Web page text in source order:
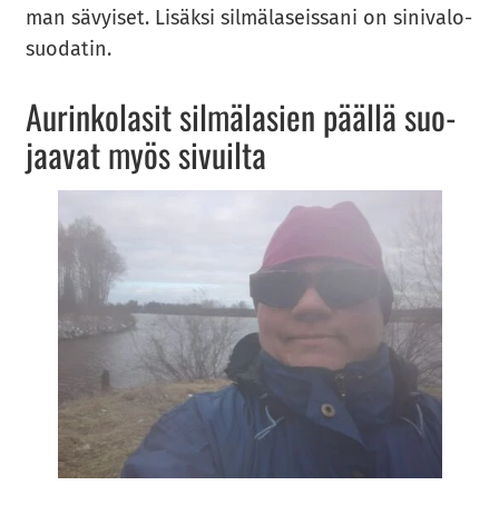
man sä­vyi­set. Li­säk­si sil­mä­la­seis­sa­ni on si­ni­va­lo­
suo­da­tin.
Au­rin­ko­la­sit sil­mä­la­sien pääl­lä suo­
jaa­vat myös si­vuil­ta